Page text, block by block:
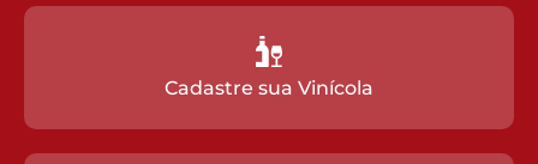
Cadastre sua Vinícola